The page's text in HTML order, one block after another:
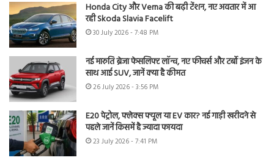
Honda City और Verna की बढ़ी टेंशन, नए अवतार में आ
रही Skoda Slavia Facelift
30 July 2026 - 7:48 PM
नई मारुति ब्रेजा फेसलिफ्ट लॉन्च, नए फीचर्स और टर्बो इंजन के
साथ आई SUV, जानें क्या है कीमत
26 July 2026 - 3:56 PM
E20 पेट्रोल, फ्लेक्स फ्यूल या EV कार? नई गाड़ी खरीदने से
पहले जानें किसमें है ज्यादा फायदा
23 July 2026 - 7:41 PM